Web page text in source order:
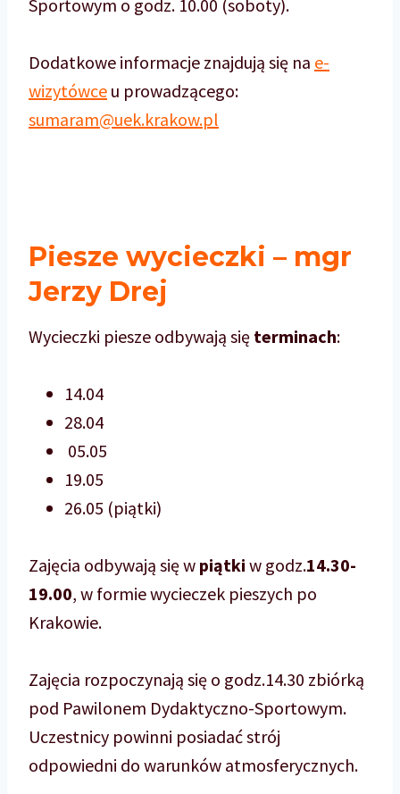
Sportowym o godz. 10.00 (soboty).
Dodatkowe informacje znajdują się na e-
wizytówce u prowadzącego:
sumaram@uek.krakow.pl
Piesze wycieczki – mgr
Jerzy Drej
Wycieczki piesze odbywają się terminach:
14.04
28.04
05.05
19.05
26.05 (piątki)
Zajęcia odbywają się w piątki w godz.14.30-
19.00, w formie wycieczek pieszych po
Krakowie.
Zajęcia rozpoczynają się o godz.14.30 zbiórką
pod Pawilonem Dydaktyczno-Sportowym.
Uczestnicy powinni posiadać strój
odpowiedni do warunków atmosferycznych.